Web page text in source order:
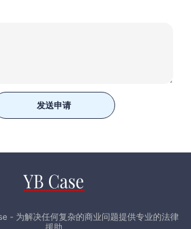
发送申请
- 为解决任何复杂的商业问题提供专业的法律